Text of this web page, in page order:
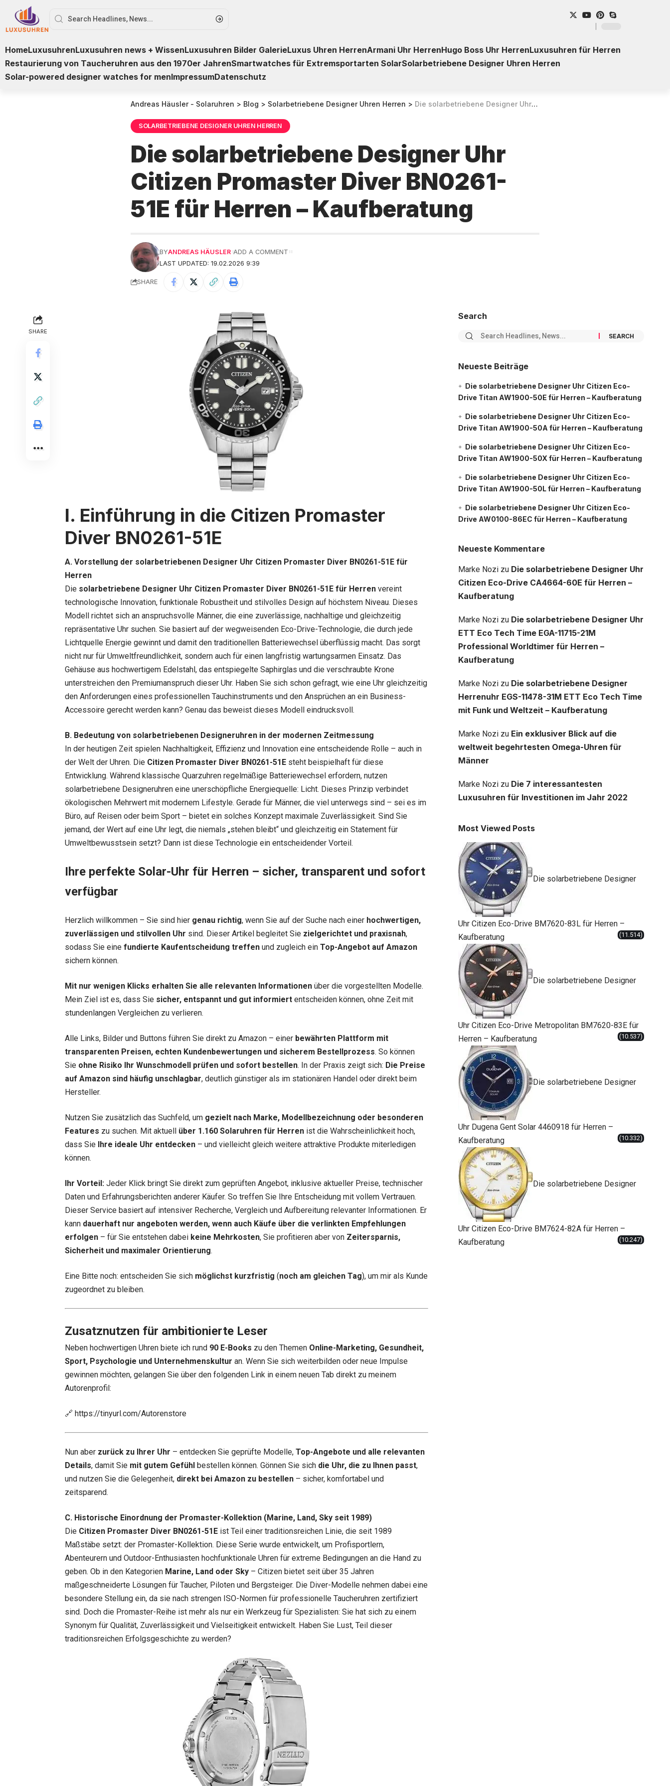
HomeLuxusuhrenLuxusuhren news + WissenLuxusuhren Bilder GalerieLuxus Uhren HerrenArmani Uhr HerrenHugo Boss Uhr HerrenLuxusuhren für Herren
Restaurierung von Taucheruhren aus den 1970er JahrenSmartwatches für Extremsportarten SolarSolarbetriebene Designer Uhren Herren
Solar-powered designer watches for menImpressumDatenschutz
Andreas Häusler - Solaruhren > Blog > Solarbetriebene Designer Uhren Herren > Die solarbetriebene Designer Uhr Citizen Promaster Diver BN0261-51E für Herren – Kaufberatung
SOLARBETRIEBENE DESIGNER UHREN HERREN
Die solarbetriebene Designer Uhr
Citizen Promaster Diver BN0261-
51E für Herren – Kaufberatung
LAST UPDATED: 19.02.2026 9:39
BYANDREAS HÄUSLER ADD A COMMENT
SHARE
SHARE
I. Einführung in die Citizen Promaster
Diver BN0261-51E
A. Vorstellung der solarbetriebenen Designer Uhr Citizen Promaster Diver BN0261-51E für
Herren
Die solarbetriebene Designer Uhr Citizen Promaster Diver BN0261-51E für Herren vereint
technologische Innovation, funktionale Robustheit und stilvolles Design auf höchstem Niveau. Dieses
Modell richtet sich an anspruchsvolle Männer, die eine zuverlässige, nachhaltige und gleichzeitig
repräsentative Uhr suchen. Sie basiert auf der wegweisenden Eco-Drive-Technologie, die durch jede
Lichtquelle Energie gewinnt und damit den traditionellen Batteriewechsel überflüssig macht. Das sorgt
nicht nur für Umweltfreundlichkeit, sondern auch für einen langfristig wartungsarmen Einsatz. Das
Gehäuse aus hochwertigem Edelstahl, das entspiegelte Saphirglas und die verschraubte Krone
unterstreichen den Premiumanspruch dieser Uhr. Haben Sie sich schon gefragt, wie eine Uhr gleichzeitig
den Anforderungen eines professionellen Tauchinstruments und den Ansprüchen an ein Business-
Accessoire gerecht werden kann? Genau das beweist dieses Modell eindrucksvoll.
B. Bedeutung von solarbetriebenen Designeruhren in der modernen Zeitmessung
In der heutigen Zeit spielen Nachhaltigkeit, Effizienz und Innovation eine entscheidende Rolle – auch in
der Welt der Uhren. Die Citizen Promaster Diver BN0261-51E steht beispielhaft für diese
Entwicklung. Während klassische Quarzuhren regelmäßige Batteriewechsel erfordern, nutzen
solarbetriebene Designeruhren eine unerschöpfliche Energiequelle: Licht. Dieses Prinzip verbindet
ökologischen Mehrwert mit modernem Lifestyle. Gerade für Männer, die viel unterwegs sind – sei es im
Büro, auf Reisen oder beim Sport – bietet ein solches Konzept maximale Zuverlässigkeit. Sind Sie
jemand, der Wert auf eine Uhr legt, die niemals „stehen bleibt“ und gleichzeitig ein Statement für
Umweltbewusstsein setzt? Dann ist diese Technologie ein entscheidender Vorteil.
Ihre perfekte Solar-Uhr für Herren – sicher, transparent und sofort
verfügbar
Herzlich willkommen – Sie sind hier genau richtig, wenn Sie auf der Suche nach einer hochwertigen,
zuverlässigen und stilvollen Uhr sind. Dieser Artikel begleitet Sie zielgerichtet und praxisnah,
sodass Sie eine fundierte Kaufentscheidung treffen und zugleich ein Top-Angebot auf Amazon
sichern können.
Mit nur wenigen Klicks erhalten Sie alle relevanten Informationen über die vorgestellten Modelle.
Mein Ziel ist es, dass Sie sicher, entspannt und gut informiert entscheiden können, ohne Zeit mit
stundenlangen Vergleichen zu verlieren.
Alle Links, Bilder und Buttons führen Sie direkt zu Amazon – einer bewährten Plattform mit
transparenten Preisen, echten Kundenbewertungen und sicherem Bestellprozess. So können
Sie ohne Risiko Ihr Wunschmodell prüfen und sofort bestellen. In der Praxis zeigt sich: Die Preise
auf Amazon sind häufig unschlagbar, deutlich günstiger als im stationären Handel oder direkt beim
Hersteller.
Nutzen Sie zusätzlich das Suchfeld, um gezielt nach Marke, Modellbezeichnung oder besonderen
Features zu suchen. Mit aktuell über 1.160 Solaruhren für Herren ist die Wahrscheinlichkeit hoch,
dass Sie Ihre ideale Uhr entdecken – und vielleicht gleich weitere attraktive Produkte miterledigen
können.
Ihr Vorteil: Jeder Klick bringt Sie direkt zum geprüften Angebot, inklusive aktueller Preise, technischer
Daten und Erfahrungsberichten anderer Käufer. So treffen Sie Ihre Entscheidung mit vollem Vertrauen.
Dieser Service basiert auf intensiver Recherche, Vergleich und Aufbereitung relevanter Informationen. Er
kann dauerhaft nur angeboten werden, wenn auch Käufe über die verlinkten Empfehlungen
erfolgen – für Sie entstehen dabei keine Mehrkosten, Sie profitieren aber von Zeitersparnis,
Sicherheit und maximaler Orientierung.
Eine Bitte noch: entscheiden Sie sich möglichst kurzfristig (noch am gleichen Tag), um mir als Kunde
zugeordnet zu bleiben.
Zusatznutzen für ambitionierte Leser
Neben hochwertigen Uhren biete ich rund 90 E-Books zu den Themen Online-Marketing, Gesundheit,
Sport, Psychologie und Unternehmenskultur an. Wenn Sie sich weiterbilden oder neue Impulse
gewinnen möchten, gelangen Sie über den folgenden Link in einem neuen Tab direkt zu meinem
Autorenprofil:
🔗 https://tinyurl.com/Autorenstore
Nun aber zurück zu Ihrer Uhr – entdecken Sie geprüfte Modelle, Top-Angebote und alle relevanten
Details, damit Sie mit gutem Gefühl bestellen können. Gönnen Sie sich die Uhr, die zu Ihnen passt,
und nutzen Sie die Gelegenheit, direkt bei Amazon zu bestellen – sicher, komfortabel und
zeitsparend.
C. Historische Einordnung der Promaster-Kollektion (Marine, Land, Sky seit 1989)
Die Citizen Promaster Diver BN0261-51E ist Teil einer traditionsreichen Linie, die seit 1989
Maßstäbe setzt: der Promaster-Kollektion. Diese Serie wurde entwickelt, um Profisportlern,
Abenteurern und Outdoor-Enthusiasten hochfunktionale Uhren für extreme Bedingungen an die Hand zu
geben. Ob in den Kategorien Marine, Land oder Sky – Citizen bietet seit über 35 Jahren
maßgeschneiderte Lösungen für Taucher, Piloten und Bergsteiger. Die Diver-Modelle nehmen dabei eine
besondere Stellung ein, da sie nach strengen ISO-Normen für professionelle Taucheruhren zertifiziert
sind. Doch die Promaster-Reihe ist mehr als nur ein Werkzeug für Spezialisten: Sie hat sich zu einem
Synonym für Qualität, Zuverlässigkeit und Vielseitigkeit entwickelt. Haben Sie Lust, Teil dieser
traditionsreichen Erfolgsgeschichte zu werden?
Search
Neueste Beiträge
Die solarbetriebene Designer Uhr Citizen Eco-
Drive Titan AW1900-50E für Herren – Kaufberatung
Die solarbetriebene Designer Uhr Citizen Eco-
Drive Titan AW1900-50A für Herren – Kaufberatung
Die solarbetriebene Designer Uhr Citizen Eco-
Drive Titan AW1900-50X für Herren – Kaufberatung
Die solarbetriebene Designer Uhr Citizen Eco-
Drive Titan AW1900-50L für Herren – Kaufberatung
Die solarbetriebene Designer Uhr Citizen Eco-
Drive AW0100-86EC für Herren – Kaufberatung
Neueste Kommentare
Marke Nozizu Die solarbetriebene Designer Uhr
Citizen Eco-Drive CA4664-60E für Herren –
Kaufberatung
Marke Nozizu Die solarbetriebene Designer Uhr
ETT Eco Tech Time EGA-11715-21M
Professional Worldtimer für Herren –
Kaufberatung
Marke Nozizu Die solarbetriebene Designer
Herrenuhr EGS-11478-31M ETT Eco Tech Time
mit Funk und Weltzeit – Kaufberatung
Marke Nozizu Ein exklusiver Blick auf die
weltweit begehrtesten Omega-Uhren für
Männer
Marke Nozizu Die 7 interessantesten
Luxusuhren für Investitionen im Jahr 2022
Most Viewed Posts
Die solarbetriebene Designer
Uhr Citizen Eco-Drive BM7620-83L für Herren –
Kaufberatung
(11.514)
Die solarbetriebene Designer
Uhr Citizen Eco-Drive Metropolitan BM7620-83E für
Herren – Kaufberatung
(10.537)
Die solarbetriebene Designer
Uhr Dugena Gent Solar 4460918 für Herren –
Kaufberatung
(10.332)
Die solarbetriebene Designer
Uhr Citizen Eco-Drive BM7624-82A für Herren –
Kaufberatung
(10.247)